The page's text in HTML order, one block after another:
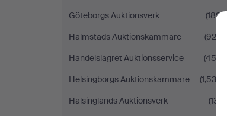
Göteborgs Auktionsverk
(189)
Halmstads Auktionskammare
(923)
Handelslagret Auktionsservice
(452)
Helsingborgs Auktionskammare
(1,533)
Hälsinglands Auktionsverk
(131)